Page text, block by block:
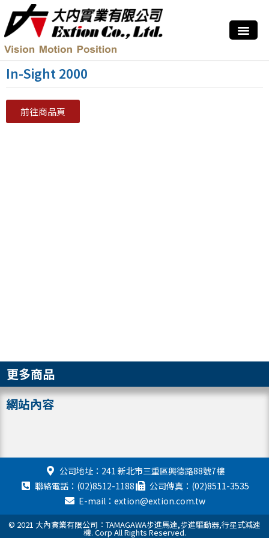
In-Sight 2000
前往商品頁
更多商品
網站內容
公司地址：241 新北市三重區興德路88號7樓
聯絡電話：(02)8512-1188
公司傳真：(02)8511-3535
E-mail：extion@extion.com.tw
© 2021 大內實業有限公司：TAMAGAWA步進馬達,步進驅動器,行星式減速
機. Corp All Rights Reserved.